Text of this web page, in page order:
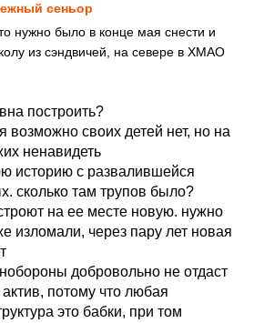
сеньор
нужно было в конце мая снести и
из сэндвичей, на севере в ХМАО
построить?
возможно своих детей нет, но на
ненавидеть
историю с развалившейся
сколько там трупов было?
на ее месте новую. нужно
изломали, через пару лет новая
добровольно не отдаст
потому что любая
это бабки, при том